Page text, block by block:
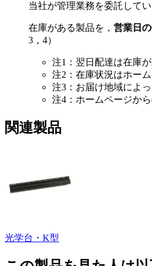
当社が管理業務を委託して
在庫がある製品を， 営業日
3，4）
注1：翌日配達は在庫
注2：在庫状況はホー
注3：お届け地域によ
注4：ホームページか
関連製品
光学台・K型